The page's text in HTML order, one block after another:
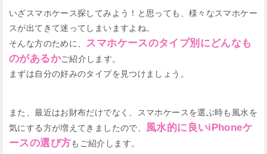
いざスマホケース探してみよう！と思っても、様々なスマホケー
スが出てきて迷ってしまいますよね。
そんな方のために、 スマホケースのタイプ別にどんなも
のがあるかご紹介します。
まずは自分の好みのタイプを見つけましょう。
また、最近はお財布だけでなく、スマホケースを選ぶ時も風水を
気にする方が増えてきましたので、 風水的に良いiPhoneケ
ースの選び方もご紹介します。